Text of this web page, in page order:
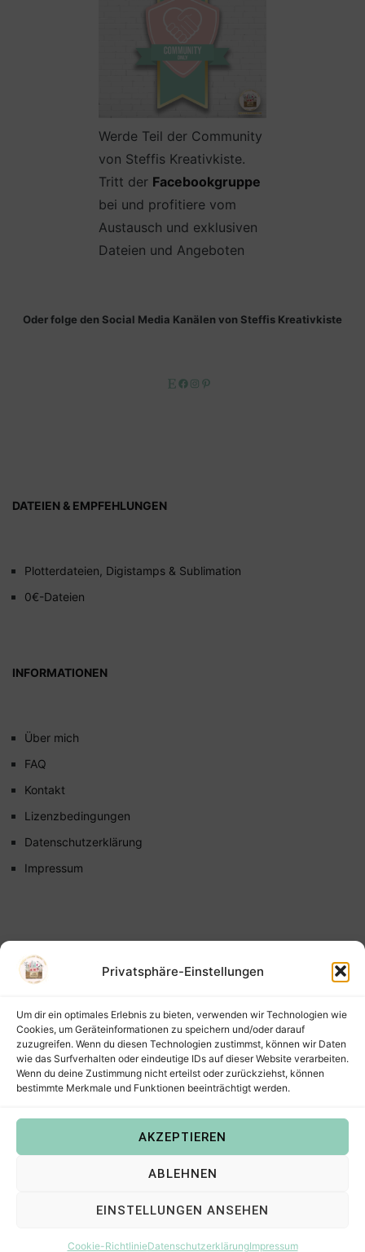
Privatsphäre-Einstellungen
Um dir ein optimales Erlebnis zu bieten, verwenden wir Technologien wie
Cookies, um Geräteinformationen zu speichern und/oder darauf
zuzugreifen. Wenn du diesen Technologien zustimmst, können wir Daten
wie das Surfverhalten oder eindeutige IDs auf dieser Website verarbeiten.
Wenn du deine Zustimmung nicht erteilst oder zurückziehst, können
bestimmte Merkmale und Funktionen beeinträchtigt werden.
AKZEPTIEREN
ABLEHNEN
EINSTELLUNGEN ANSEHEN
Cookie-RichtlinieDatenschutzerklärungImpressum
Werde Teil der Community
von Steffis Kreativkiste.
Tritt der Facebookgruppe
bei und profitiere vom
Austausch und exklusiven
Dateien und Angeboten
Oder folge den Social Media Kanälen von Steffis Kreativkiste
EtsyFacebook
Instagram
DATEIEN & EMPFEHLUNGEN
Plotterdateien, Digistamps & Sublimation
0€-Dateien
INFORMATIONEN
Über mich
FAQ
Kontakt
Lizenzbedingungen
Datenschutzerklärung
Impressum
Copyright © 2022Steffis Kreativkiste – Plotterdateien,
Digistamps und Freebies in SVG, PNG, DXF, EPS & PDF